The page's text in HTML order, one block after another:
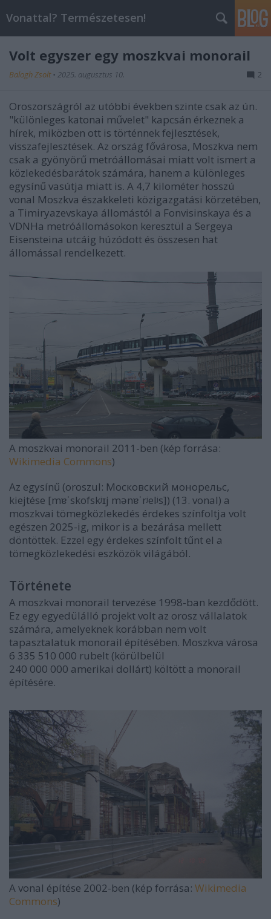
Vonattal? Természetesen!
Volt egyszer egy moszkvai monorail
Balogh Zsolt • 2025. augusztus 10. 2
Oroszországról az utóbbi években szinte csak az ún.
"különleges katonai művelet" kapcsán érkeznek a
hírek, miközben ott is történnek fejlesztések,
visszafejlesztések. Az ország fővárosa, Moszkva nem
csak a gyönyörű metróállomásai miatt volt ismert a
közlekedésbarátok számára, hanem a különleges
egysínű vasútja miatt is. A 4,7 kilométer hosszú
vonal Moszkva északkeleti közigazgatási körzetében,
a Timiryazevskaya állomástól a Fonvisinskaya és a
VDNHa metróállomásokon keresztül a Sergeya
Eisensteina utcáig húzódott és összesen hat
állomással rendelkezett.
A moszkvai monorail 2011-ben (kép forrása:
Wikimedia Commons)
Az egysínű (oroszul: Московский монорельс,
kiejtése [mɐˈskofskʲɪj mənɐˈrʲelʲs]) (13. vonal) a
moszkvai tömegközlekedés érdekes színfoltja volt
egészen 2025-ig, mikor is a bezárása mellett
döntöttek. Ezzel egy érdekes színfolt tűnt el a
tömegközlekedési eszközök világából.
Története
A moszkvai monorail tervezése 1998-ban kezdődött.
Ez egy egyedülálló projekt volt az orosz vállalatok
számára, amelyeknek korábban nem volt
tapasztalatuk monorail építésében. Moszkva városa
6 335 510 000 rubelt (körülbelül
240 000 000 amerikai dollárt) költött a monorail
építésére.
A vonal építése 2002-ben (kép forrása: Wikimedia
Commons)